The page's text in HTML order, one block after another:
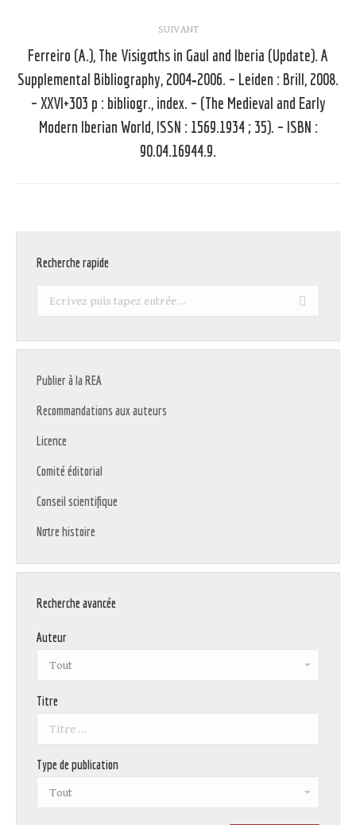
SUIVANT
Article
suivant
:
Ferreiro (A.), The Visigoths in Gaul and Iberia (Update). A
Supplemental Bibliography, 2004‑2006. – Leiden : Brill, 2008.
– XXVI+303 p : bibliogr., index. – (The Medieval and Early
Modern Iberian World, ISSN : 1569.1934 ; 35). – ISBN :
90.04.16944.9.
Recherche rapide
Recherche
Publier à la REA
Recommandations aux auteurs
Licence
Comité éditorial
Conseil scientifique
Notre histoire
Recherche avancée
Auteur
Titre
Type de publication